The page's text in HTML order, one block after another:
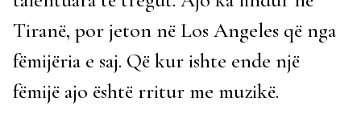
Tiranë, por jeton në Los Angeles që nga
fëmijëria e saj. Që kur ishte ende një
fëmijë ajo është rritur me muzikë.